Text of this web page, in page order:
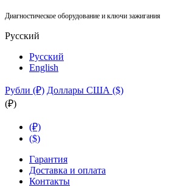
Диагностическое оборудование и ключи зажигания
Русский
Русский
English
Рубли (₽) Доллары США ($)
(₽)
(₽)
($)
Гарантия
Доставка и оплата
Контакты